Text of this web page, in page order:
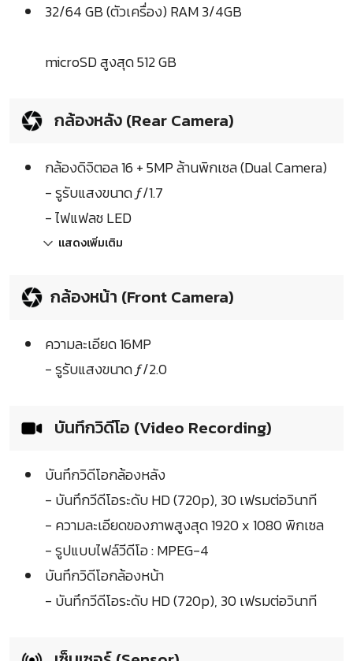
32/64 GB (ตัวเครื่อง) RAM 3/4GB
microSD สูงสุด 512 GB
กล้องหลัง (Rear Camera)
กล้องดิจิตอล 16 + 5MP ล้านพิกเซล (Dual Camera)
- รูรับแสงขนาด ƒ/1.7
- ไฟแฟลช LED
แสดงเพิ่มเติม
กล้องหน้า (Front Camera)
ความละเอียด 16MP
- รูรับแสงขนาด ƒ/2.0
บันทึกวิดีโอ (Video Recording)
บันทึกวิดีโอกล้องหลัง
- บันทึกวีดีโอระดับ HD (720p), 30 เฟรมต่อวินาที
- ความละเอียดของภาพสูงสุด 1920 x 1080 พิกเซล
- รูปแบบไฟล์วีดีโอ : MPEG-4
บันทึกวิดีโอกล้องหน้า
- บันทึกวีดีโอระดับ HD (720p), 30 เฟรมต่อวินาที